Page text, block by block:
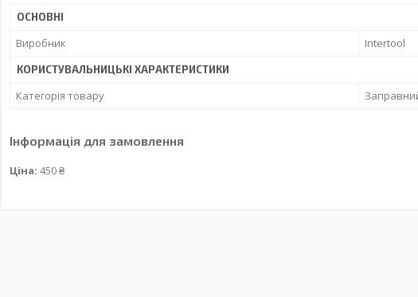
ОСНОВНІ
Виробник Intertool
КОРИСТУВАЛЬНИЦЬКІ ХАРАКТЕРИСТИКИ
Категорія товару
Інформація для замовлення
Ціна: 450 ₴